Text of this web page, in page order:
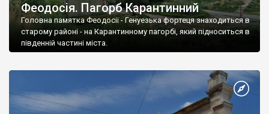
Феодосія. Пагорб Карантинний
Головна памятка Феодосії - Генуезька фортеця знаходиться в
старому районі - на Карантинному пагорбі, який підноситься в
південній частині міста.